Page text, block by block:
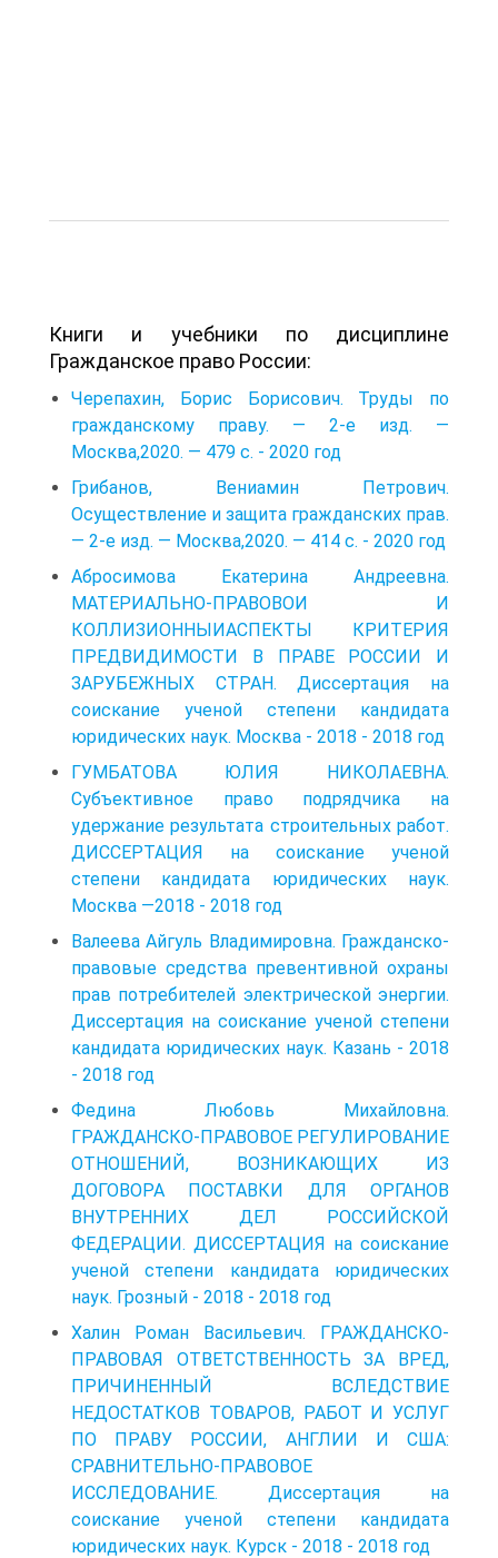
Книги и учебники по дисциплине
Гражданское право России:
Черепахин, Борис Борисович. Труды по
гражданскому праву. — 2-е изд. —
Москва,2020. — 479 с. - 2020 год
Грибанов, Вениамин Петрович.
Осуществление и защита гражданских прав.
— 2-е изд. — Москва,2020. — 414 с. - 2020 год
Абросимова Екатерина Андреевна.
МАТЕРИАЛЬНО-ПРАВОВОИ И
КОЛЛИЗИОННЫИАСПЕКТЫ КРИТЕРИЯ
ПРЕДВИДИМОСТИ В ПРАВЕ РОССИИ И
ЗАРУБЕЖНЫХ СТРАН. Диссертация на
соискание ученой степени кандидата
юридических наук. Москва - 2018 - 2018 год
ГУМБАТОВА ЮЛИЯ НИКОЛАЕВНА.
Субъективное право подрядчика на
удержание результата строительных работ.
ДИССЕРТАЦИЯ на соискание ученой
степени кандидата юридических наук.
Москва —2018 - 2018 год
Валеева Айгуль Владимировна. Гражданско-
правовые средства превентивной охраны
прав потребителей электрической энергии.
Диссертация на соискание ученой степени
кандидата юридических наук. Казань - 2018
- 2018 год
Федина Любовь Михайловна.
ГРАЖДАНСКО-ПРАВОВОЕ РЕГУЛИРОВАНИЕ
ОТНОШЕНИЙ, ВОЗНИКАЮЩИХ ИЗ
ДОГОВОРА ПОСТАВКИ ДЛЯ ОРГАНОВ
ВНУТРЕННИХ ДЕЛ РОССИЙСКОЙ
ФЕДЕРАЦИИ. ДИССЕРТАЦИЯ на соискание
ученой степени кандидата юридических
наук. Грозный - 2018 - 2018 год
Халин Роман Васильевич. ГРАЖДАНСКО-
ПРАВОВАЯ ОТВЕТСТВЕННОСТЬ ЗА ВРЕД,
ПРИЧИНЕННЫЙ ВСЛЕДСТВИЕ
НЕДОСТАТКОВ ТОВАРОВ, РАБОТ И УСЛУГ
ПО ПРАВУ РОССИИ, АНГЛИИ И США:
СРАВНИТЕЛЬНО-ПРАВОВОЕ
ИССЛЕДОВАНИЕ. Диссертация на
соискание ученой степени кандидата
юридических наук. Курск - 2018 - 2018 год